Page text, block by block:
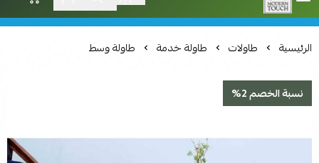
اثاث مودرن لمسة عصرية
الرئيسية طاولات طاولة خدمة طاولة وسط
نسبة الخصم 2%